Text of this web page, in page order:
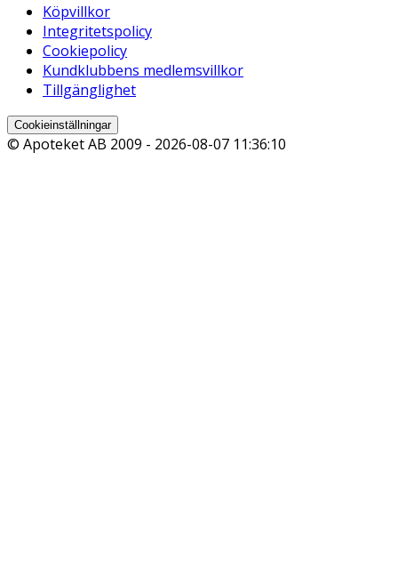
Köpvillkor
Integritetspolicy
Cookiepolicy
Kundklubbens medlemsvillkor
Tillgänglighet
Cookieinställningar
© Apoteket AB 2009 - 2026-08-07 11:36:10